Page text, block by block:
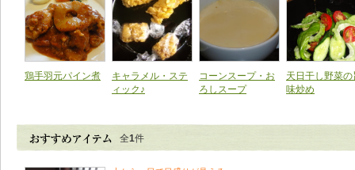
鶏手羽元パイン煮
キャラメル・ステ
ィック♪
コーンスープ・お
ろしスープ
天日干し野菜の
味炒め
全1件